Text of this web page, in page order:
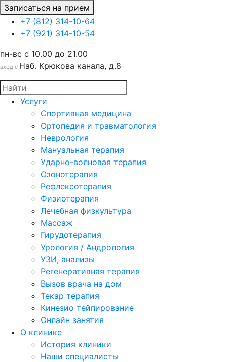
Записаться на прием
+7 (812) 314-10-64
+7 (921) 314-10-54
пн-вс c 10.00 до 21.00
вход с Наб. Крюкова канала, д.8
Услуги
Спортивная медицина
Ортопедия и травматология
Неврология
Мануальная терапия
Ударно-волновая терапия
Озонотерапия
Рефлексотерапия
Физиотерапия
Лечебная физкультура
Массаж
Гирудотерапия
Урология / Андрология
УЗИ, анализы
Регенеративная терапия
Вызов врача на дом
Текар терапия
Кинезио тейпирование
Онлайн занятия
О клинике
История клиники
Наши специалисты